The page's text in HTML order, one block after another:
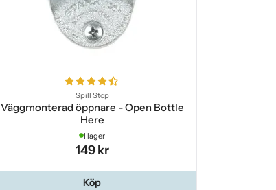
Spill Stop
Väggmonterad öppnare - Open Bottle
Here
I lager
149 kr
Köp